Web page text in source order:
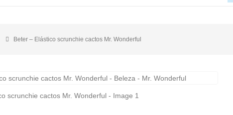
Beter – Elástico scrunchie cactos Mr. Wonderful